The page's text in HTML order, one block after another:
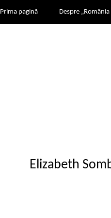
Prima pagină Despre
Elizabeth